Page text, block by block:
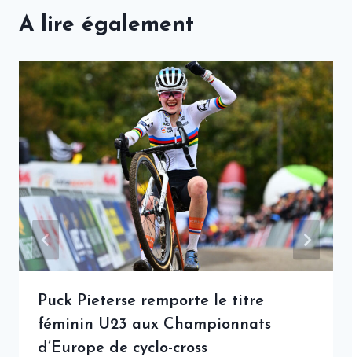
A lire également
Puck Pieterse remporte le titre
féminin U23 aux Championnats
d’Europe de cyclo-cross